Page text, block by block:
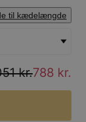
til kædelængde
kr.788 kr.